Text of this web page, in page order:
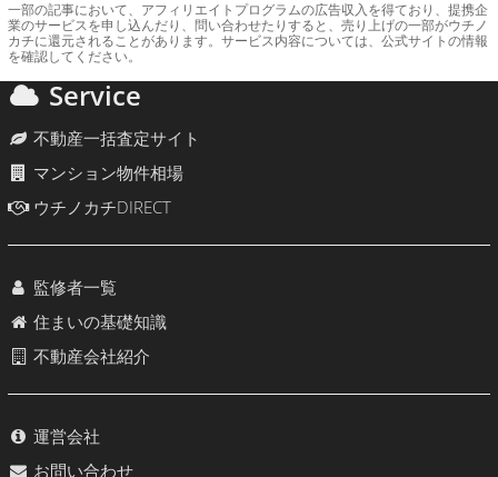
一部の記事において、アフィリエイトプログラムの広告収入を得ており、提携企
業のサービスを申し込んだり、問い合わせたりすると、売り上げの一部がウチノ
カチに還元されることがあります。サービス内容については、公式サイトの情報
を確認してください。
Service
不動産一括査定サイト
マンション物件相場
ウチノカチDIRECT
監修者一覧
住まいの基礎知識
不動産会社紹介
運営会社
お問い合わせ